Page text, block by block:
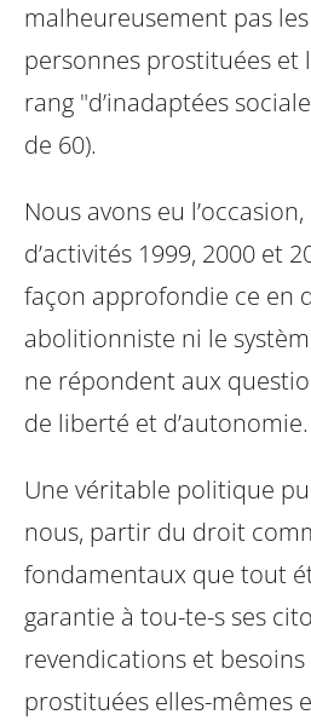
malheureusement pas
personnes prostituées et
rang "d’inadaptées
de 60).
Nous avons eu
d’activités 1999, 2000 et
façon approfondie ce en
abolitionniste ni le
ne répondent aux
de liberté et d’autonomie.
Une véritable politique
nous, partir du droit
fondamentaux que tout
garantie à tou-te-s ses
revendications et
prostituées elles-mêmes